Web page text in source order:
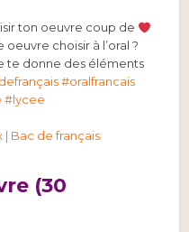
ton oeuvre coup de
oeuvre choisir à l’oral ?
te donne des éléments
#oralfrancais
#lycee
Bac de français
(30